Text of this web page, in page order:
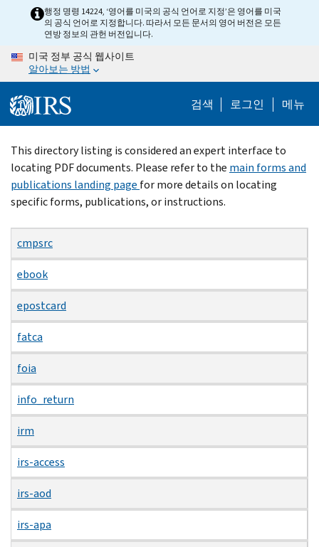
content
행정 명령 14224, ‘영어를 미국의 공식 언어로 지정’은 영어를 미국
의 공식 언어로 지정합니다. 따라서 모든 문서의 영어 버전은 모든
연방 정보의 관헌 버전입니다.
미국 정부 공식 웹사이트
알아보는 방법
검색 로그인 메뉴
Beginning
of
main
content
This directory listing is considered an expert interface to
locating PDF documents. Please refer to the main forms and
publications landing page for more details on locating
specific forms, publications, or instructions.
cmpsrc
ebook
epostcard
fatca
foia
info_return
irm
irs-access
irs-aod
irs-apa